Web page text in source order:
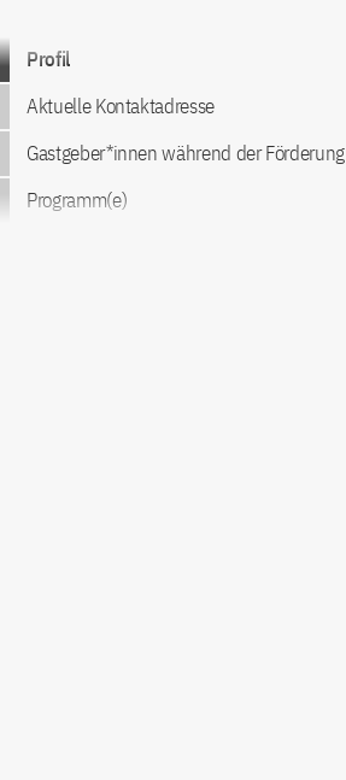
Zum Inhalt springen
Profil
Aktuelle Kontaktadresse
Gastgeber*innen während der Förderung
Programm(e)